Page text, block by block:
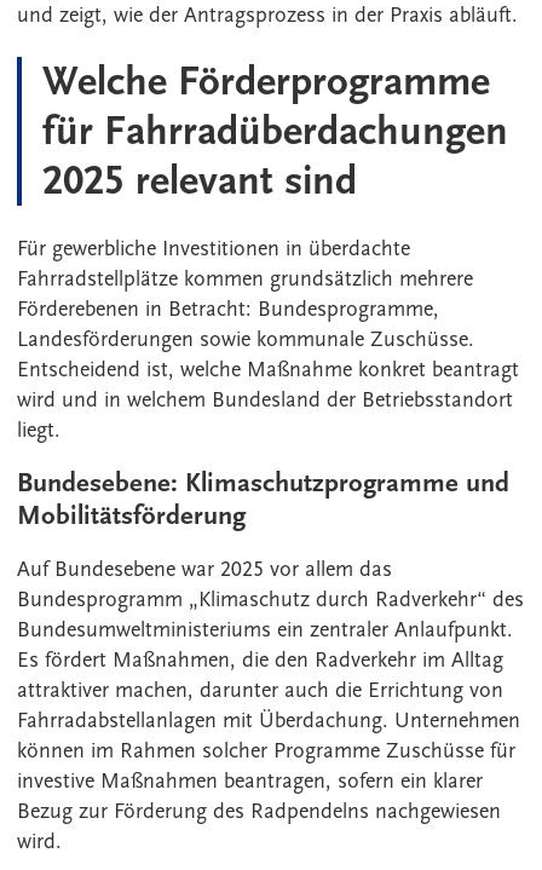
und zeigt, wie der Antragsprozess in der Praxis abläuft.
Welche Förderprogramme
für Fahrradüberdachungen
2025 relevant sind
Für gewerbliche Investitionen in überdachte
Fahrradstellplätze kommen grundsätzlich mehrere
Förderebenen in Betracht: Bundesprogramme,
Landesförderungen sowie kommunale Zuschüsse.
Entscheidend ist, welche Maßnahme konkret beantragt
wird und in welchem Bundesland der Betriebsstandort
liegt.
Bundesebene: Klimaschutzprogramme und
Mobilitätsförderung
Auf Bundesebene war 2025 vor allem das
Bundesprogramm „Klimaschutz durch Radverkehr“ des
Bundesumweltministeriums ein zentraler Anlaufpunkt.
Es fördert Maßnahmen, die den Radverkehr im Alltag
attraktiver machen, darunter auch die Errichtung von
Fahrradabstellanlagen mit Überdachung. Unternehmen
können im Rahmen solcher Programme Zuschüsse für
investive Maßnahmen beantragen, sofern ein klarer
Bezug zur Förderung des Radpendelns nachgewiesen
wird.